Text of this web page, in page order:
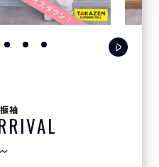
袖